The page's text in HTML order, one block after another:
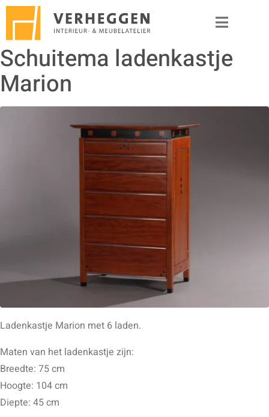
Schuitema ladenkastje
Marion
Ladenkastje Marion met 6 laden.
Maten van het ladenkastje zijn:
Breedte: 75 cm
Hoogte: 104 cm
Diepte: 45 cm